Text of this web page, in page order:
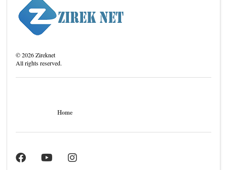
©2026Zireknet
All rights reserved.
Home